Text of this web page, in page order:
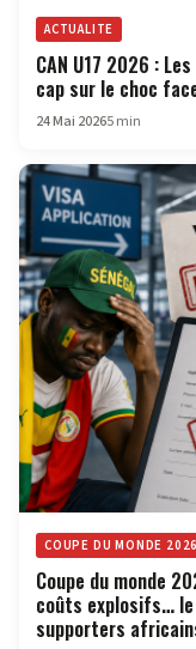
ACTUALITE
CAN U17 2026 :
cap sur le choc
24 Mai 20265 min
COUPE DU MONDE 2026
Coupe du monde
coûts explosifs…
supporters